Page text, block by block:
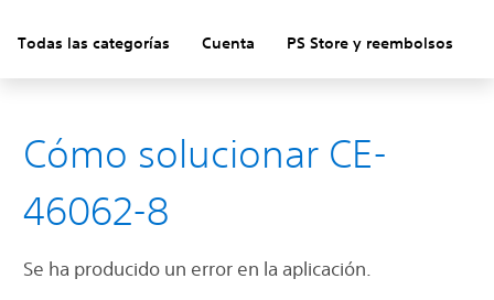
Todas las categorías Cuenta PS Store y reembolsos
Cómo solucionar CE-
46062-8
Se ha producido un error en la aplicación.